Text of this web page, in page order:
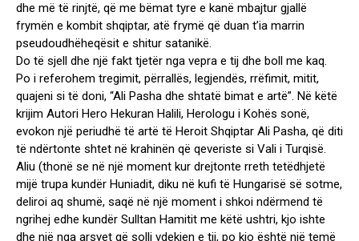
dhe më të rinjtë, që me bëmat tyre e kanë mbajtur gjallë
frymën e kombit shqiptar, atë frymë që duan t’ia marrin
pseudoudhëheqësit e shitur satanikë.
Do të sjell dhe një fakt tjetër nga vepra e tij dhe boll me kaq.
Po i referohem tregimit, përrallës, legjendës, rrëfimit, mitit,
quajeni si të doni, “Ali Pasha dhe shtatë bimat e artë”. Në këtë
krijim Autori Hero Hekuran Halili, Herologu i Kohës sonë,
evokon një periudhë të artë të Heroit Shqiptar Ali Pasha, që diti
të ndërtonte shtet në krahinën që qeveriste si Vali i Turqisë.
Aliu (thonë se në një moment kur drejtonte rreth tetëdhjetë
mijë trupa kundër Huniadit, diku në kufi të Hungarisë së sotme,
deliroi aq shumë, saqë në një moment i shkoi ndërmend të
ngrihej edhe kundër Sulltan Hamitit me këtë ushtri, kjo ishte
dhe një nga arsyet që solli vdekjen e tij, po kjo është një temë